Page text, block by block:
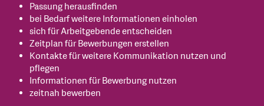
Passung herausfinden
bei Bedarf weitere Informationen einholen
sich für Arbeitgebende entscheiden
Zeitplan für Bewerbungen erstellen
Kontakte für weitere Kommunikation nutzen und
pflegen
Informationen für Bewerbung nutzen
zeitnah bewerben